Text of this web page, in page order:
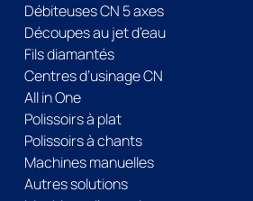
Débiteuses CN 5 axes
Découpes au jet d’eau
Fils diamantés
Centres d’usinage CN
All in One
Polissoirs à plat
Polissoirs à chants
Machines manuelles
Autres solutions